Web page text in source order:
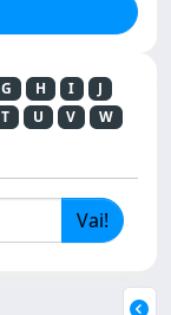
G H I
J
T U V
W